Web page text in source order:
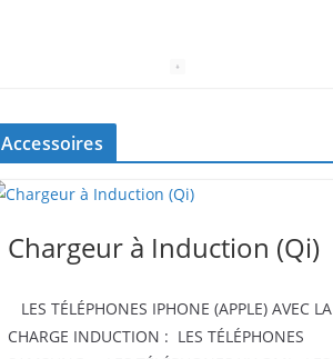
Accessoires
Chargeur à Induction (Qi)
LES TÉLÉPHONES IPHONE (APPLE) AVEC LA
CHARGE INDUCTION : LES TÉLÉPHONES